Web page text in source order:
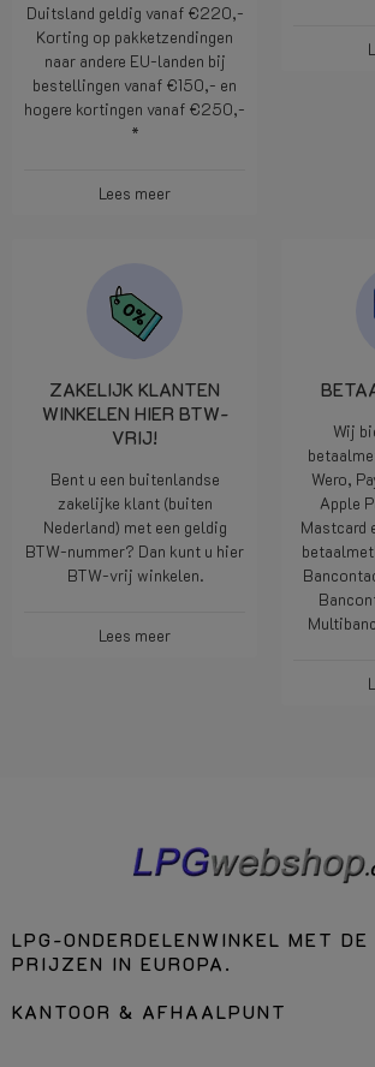
Duitsland geldig vanaf €220,-
Korting op pakketzendingen
naar andere EU-landen bij
bestellingen vanaf €150,- en
hogere kortingen vanaf €250,-
*
Lees meer
ZAKELIJK KLANTEN
WINKELEN HIER BTW-
VRIJ!
Bent u een buitenlandse
zakelijke klant (buiten
Nederland) met een geldig
BTW-nummer? Dan kunt u hier
BTW-vrij winkelen.
Lees meer
Wij
Wero,
Apple
Mastcard
LPG-ONDERDELENWINKEL MET DE
PRIJZEN IN EUROPA.
KANTOOR & AFHAALPUNT